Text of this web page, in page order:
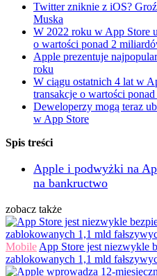
Twitter zniknie z iOS?
Muska
W 2022 roku w App Store
o wartości ponad 2
Apple prezentuje
roku
W ciągu ostatnich 4 lat w
transakcje o wartości
Deweloperzy mogą teraz
w App Store
Spis treści
Apple i podwyżki na
na bankructwo
zobacz także
Mobile App Store jest niezwykle
zablokowanych 1,1 mld